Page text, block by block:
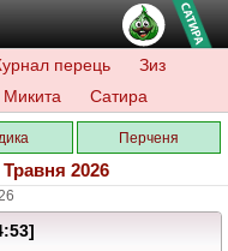
перець
Зиз
Микита Сатира
Перченя
2026